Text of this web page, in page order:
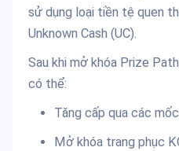
sử dụng loại tiền tệ quen
Unknown Cash (UC).
Sau khi mở khóa Prize
có thể:
Tăng cấp qua các
Mở khóa trang phục